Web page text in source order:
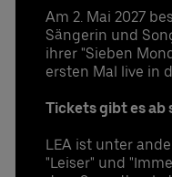
Am 2. Mai 2027
Sängerin und
ihrer "Sieben
ersten Mal live in
Tickets gibt es ab
LEA ist unter
"Leiser" und